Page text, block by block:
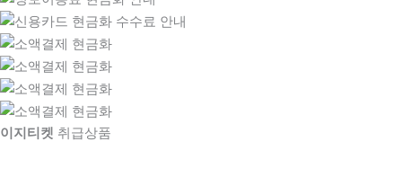
이지티켓 취급상품